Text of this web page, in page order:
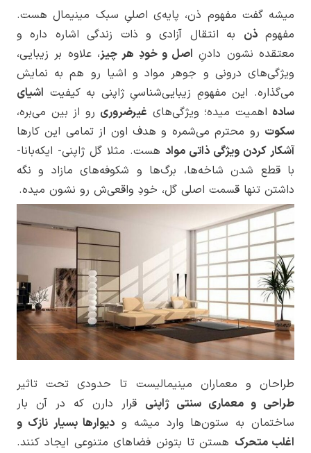
میشه گفت مفهوم ذن، پایه‌ی اصلیِ سبک مینیمال هست.
مفهومذن به انتقال آزادی و ذات زندگی اشاره داره و
معتقده نشون دادنِ اصل و خودِ هر چیز، علاوه بر زیبایی،
ویژگی‌های درونی و جوهر مواد و اشیا رو هم به نمایش
می‌گذاره. این مفهومِ زیبایی‌شناسیِ ژاپنی به کیفیت اشیای
ساده اهمیت میده؛ ویژگی‌های غیرضروری رو از بین می‌بره،
سکوت رو محترم می‌شمره و هدف اون از تمامی این کارها
آشکار کردن ویژگی ذاتی مواد هست. مثلا گل ژاپنی- ایکه‌بانا-
با قطع شدن شاخه‌ها، برگ‌ها و شکوفه‌های مازاد و نگه
داشتن تنها قسمت اصلی گل، خودِ واقعی‌ش رو نشون میده.
طراحان و معماران مینیمالیست تا حدودی تحت تاثیر
طراحی و معماری سنتی ژاپنی قرار دارن که در آن بار
ساختمان به ستون‌ها وارد میشه و دیوارها بسیار نازک و
اغلب متحرک هستن تا بتونن فضاهای متنوعی ایجاد کنند.